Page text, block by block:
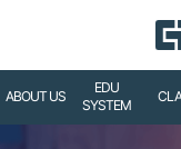
ABOUT US
EDU
SYSTEM